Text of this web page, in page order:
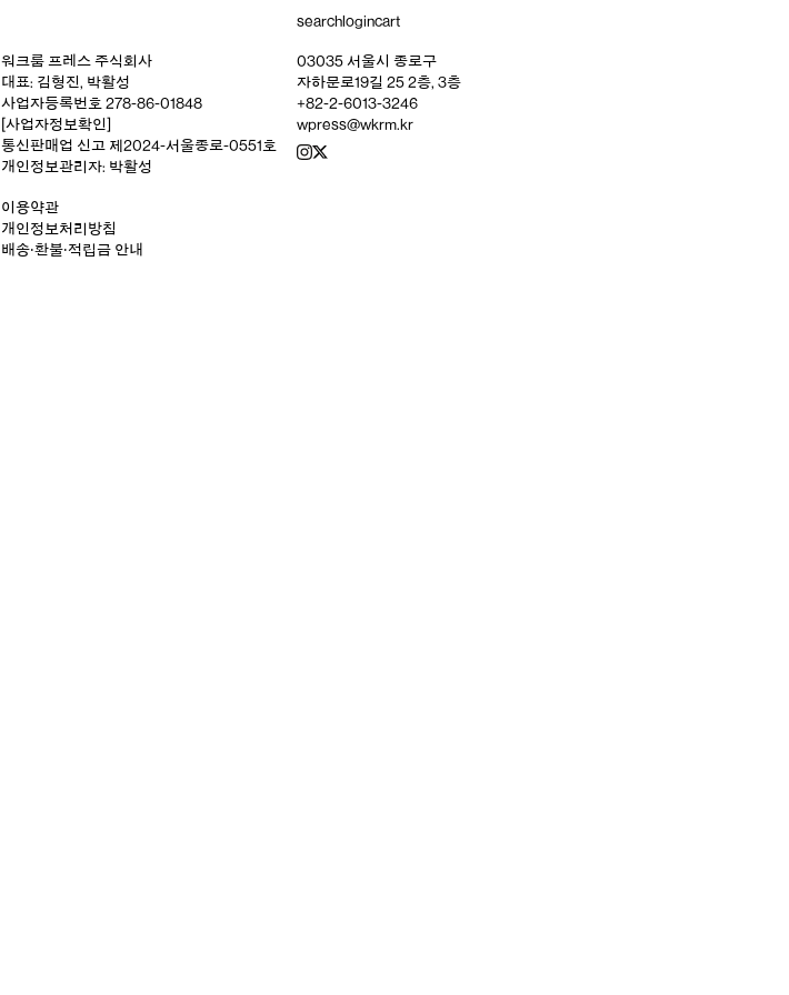
searchlogincart
워크룸 프레스 주식회사
대표: 김형진, 박활성
사업자등록번호 278-86-01848
[사업자정보확인]
통신판매업 신고 제2024-서울종로-0551호
개인정보관리자: 박활성
이용약관
개인정보처리방침
배송‧환불‧적립금 안내
03035 서울시 종로구
자하문로19길 25 2층, 3층
+82-2-6013-3246
wpress@wkrm.kr